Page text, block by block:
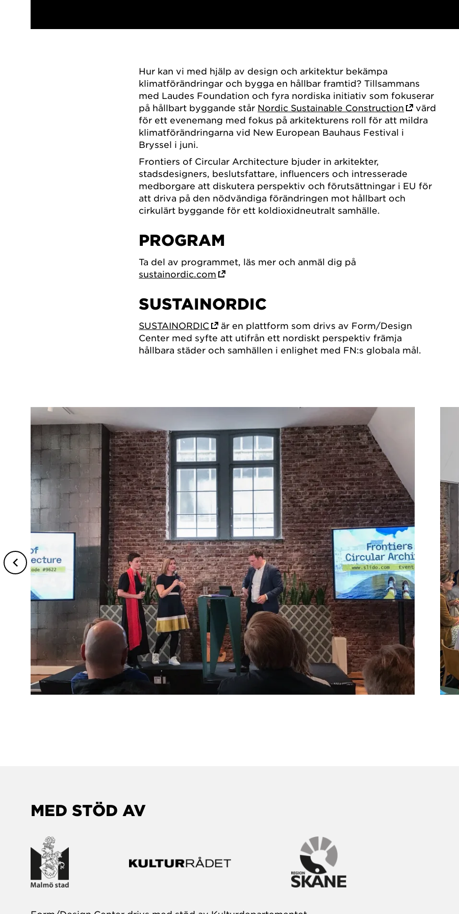
Hur kan vi med hjälp av design och arkitektur bekämpa
klimatförändringar och bygga en hållbar framtid? Tillsammans
med Laudes Foundation och fyra nordiska initiativ som fokuserar
på hållbart byggande står Nordic Sustainable Construction
värd
för ett evenemang med fokus på arkitekturens roll för att mildra
klimatförändringarna vid New European Bauhaus Festival i
Bryssel i juni.
Frontiers of Circular Architecture bjuder in arkitekter,
stadsdesigners, beslutsfattare, influencers och intresserade
medborgare att diskutera perspektiv och förutsättningar i EU för
att driva på den nödvändiga förändringen mot hållbart och
cirkulärt byggande för ett koldioxidneutralt samhälle.
PROGRAM
Ta del av programmet, läs mer och anmäl dig på
sustainordic.com
SUSTAINORDIC
SUSTAINORDIC
är en plattform som drivs av Form/Design
Center med syfte att utifrån ett nordiskt perspektiv främja
hållbara städer och samhällen i enlighet med FN:s globala mål.
MED STÖD AV